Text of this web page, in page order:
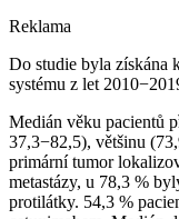
Reklama
Do studie byla získána
systému z let
Medián věku pacientů
37,3−82,5), většinu
primární tumor
metastázy, u 78,3 %
protilátky. 54,3 %